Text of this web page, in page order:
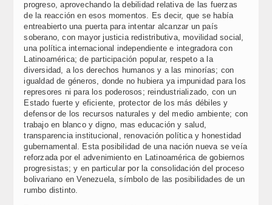
progreso, aprovechando la debilidad relativa de las fuerzas
de la reacción en esos momentos. Es decir, que se había
entreabierto una puerta para intentar alcanzar un país
soberano, con mayor justicia redistributiva, movilidad social,
una política internacional independiente e integradora con
Latinoamérica; de participación popular, respeto a la
diversidad, a los derechos humanos y a las minorías; con
igualdad de géneros, donde no hubiera ya impunidad para los
represores ni para los poderosos; reindustrializado, con un
Estado fuerte y eficiente, protector de los más débiles y
defensor de los recursos naturales y del medio ambiente; con
trabajo en blanco y digno, mas educación y salud,
transparencia institucional, renovación política y honestidad
gubernamental. Esta posibilidad de una nación nueva se veía
reforzada por el advenimiento en Latinoamérica de gobiernos
progresistas; y en particular por la consolidación del proceso
bolivariano en Venezuela, símbolo de las posibilidades de un
rumbo distinto.